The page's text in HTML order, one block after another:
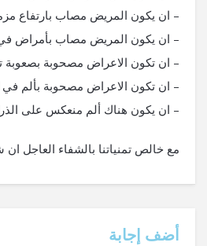
– ان يكون المريض مصاب بارتفاع
– ان يكون المريض مصاب بأمراض
– ان تكون الاعراض مصحوبة
– ان تكون الاعراض مصحوبة بألم في
– ان يكون هناك ألم منعكس على
مع خالص تمنياتنا بالشفاء العاجل ان
‫أضف إجابة